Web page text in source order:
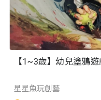
【1~3歲】幼兒塗鴉
星星魚玩創藝